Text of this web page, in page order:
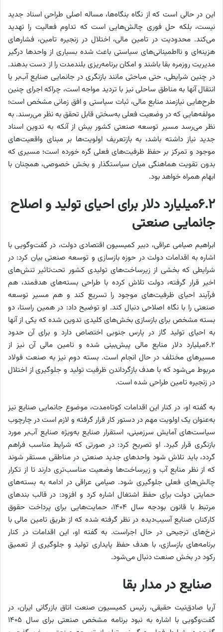
این در حالی است که از نگاه بنگاه‌ها، مساله اصلی طراحی اسناد جدید
نیست، بلکه حل فوری چالش‌هایی است که تداوم فعالیت را تهدید
می‌کند. محدودیت در تامین مالی، اختلال در زنجیره تامین، فشارهای
هزینه‌ای و نااطمینانی‌های سیاستی باعث شده بسیاری از واحدها درگیر
مدیریت روزمره بقا باشند و امکان برنامه‌ریزی بلندمدت را از دست بدهند.
در چنین شرایطی، حتی مباحثی مانند بازنگری در جانمایی صنایع آب‌بر یا
انتقال آنها به مناطق ساحلی نیز با تردید مواجه است، چراکه اجرای چنین
طرح‌هایی نیازمند منابع مالی، ثبات سیاستی و افق زمانی مشخص است؛
مولفه‌هایی که در وضعیت فعلی به‌سختی قابل تحقق به نظر می‌رسند. به
نظر می‌رسد مسیر توسعه صنعتی کشور بیش از آنکه به تدوین اسناد
جدید نیاز داشته باشد، به بازتعریف اولویت‌ها بر مبنای واقعیت‌های
موجود و تمرکز بر حفظ ظرفیت‌های فعلی گره خورده است؛ مسیری که
بدون تقویت هماهنگی میان سیاستگذار و بخش خصوصی، همچنان با
ابهام همراه خواهد بود.
6.2‌میلیارد دلار برای احیای تولید و اصلاح
جانمایی صنعتی
ابراهیم صیامی عراقی، دبیر کمیسیون اقتصادی دولت، در گفت‌وگویی با
اشاره به اقدامات دولت در حوزه بازسازی و توسعه صنعتی بیان کرد: در
شرایطی که بخشی از زیرساخت‌های تولیدی کشور تحت‌تاثیر تنش‌های
اخیر قرار گرفته، دولت تلاش کرده با طراحی بسته‌های هدفمند، هم
فرآیند احیای ظرفیت‌های موجود را تسریع کند و هم مسیر توسعه
صنعتی را با نگاه اصلاحی دنبال کند. او توضیح داد: در همین راستا، دو
بسته مشخص برای بازسازی بخش‌های کلیدی تدوین شده که یکی از آنها
به احیای تولید گاز در پارس جنوبی اختصاص دارد و برای آن حدود
۶.۲‌میلیارد دلار منابع مالی پیش‌بینی شده و تامین مالی آن نیز از
مسیرهای مختلف در حال انجام است. بسته دوم نیز به صنعت فولاد
مربوط می‌شود که با هدف بازگرداندن ظرفیت تولید و جلوگیری از اختلال
در زنجیره تامین طراحی شده است.
به گفته او، در کنار این اقدامات کوتاه‌مدت، موضوع جانمایی صنایع نیز
به‌عنوان یک اولویت مهم در دستور کار قرار گرفته و لازم است در چارچوب
سیاست‌های آمایش سرزمینی، استقرار صنایع به‌ویژه صنایع آب‌بر مورد
بازنگری قرار گیرد. او تصریح کرد: در صورتی که شرایط مناسب فراهم
گردد، باید تلاش شود واحدهای جدید صنعتی در مناطقی مستقر شوند
که از نظر منابع آب و زیرساخت‌ها وضعیت مناسب‌تری دارند تا از تکرار
چالش‌های فعلی جلوگیری شود. صیامی عراقی در ادامه به بسته‌های
حمایتی دولت برای حفظ اشتغال اشاره کرد و افزود: در قالب بندهای
مرتبط با قانون بودجه سال ۱۴۰۴، حمایت‌هایی برای پرداخت حقوق
کارکنان صنایع آسیب‌دیده در نظر گرفته شده که از طریق تامین مالی با
نرخ‌های ترجیحی در حال اجراست. به گفته او، این اقدامات در کنار
برنامه‌های بازسازی، با هدف حفظ پایداری تولید و جلوگیری از تعمیق
رکود در بخش صنعت دنبال می‌شود.
صنایع در مدار بقا
آریا صادق‌نیت حقیقی، رئیس کمیسیون صنعت اتاق بازرگانی ایران، در
گفت‌وگویی با اشاره به نبود برنامه مشخص صنعتی برای سال ۱۴۰۵